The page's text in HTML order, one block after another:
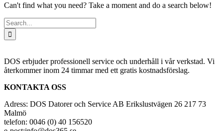
Can't find what you need? Take a moment and do a search below!
Search
for:
DOS erbjuder professionell service och underhåll i vår verkstad. Vi
återkommer inom 24 timmar med ett gratis kostnadsförslag.
KONTAKTA OSS
Adress: DOS Datorer och Service AB Erikslustvägen 26 217 73
Malmö
telefon: 0046 (0) 40 156520